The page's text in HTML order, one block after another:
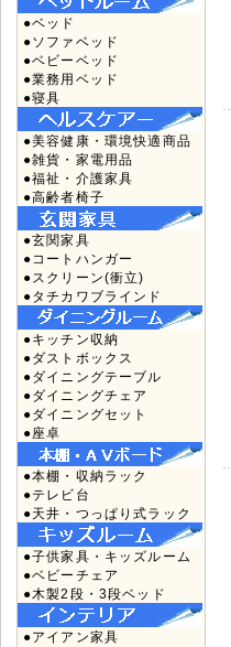
●ベッド
●ソファベッド
●ベビーベッド
●業務用ベッド
●寝具
●美容健康・環境快適商品
●雑貨・家電用品
●福祉・介護家具
●高齢者椅子
●玄関家具
●コートハンガー
●スクリーン(衝立)
●タチカワブラインド
●キッチン収納
●ダストボックス
●ダイニングテーブル
●ダイニングチェア
●ダイニングセット
●座卓
●本棚・収納ラック
●テレビ台
●天井・つっぱり式ラック
●子供家具・キッズルーム
●ベビーチェア
●木製2段・3段ベッド
●アイアン家具